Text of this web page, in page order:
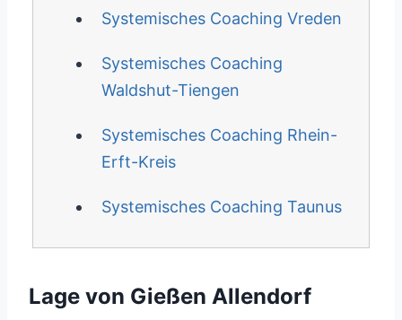
Systemisches Coaching Vreden
Systemisches Coaching
Waldshut-Tiengen
Systemisches Coaching Rhein-
Erft-Kreis
Systemisches Coaching Taunus
Lage von Gießen Allendorf